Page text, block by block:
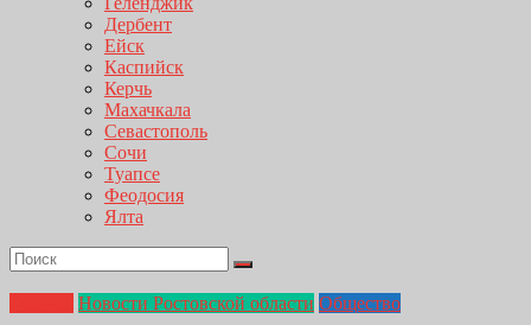
Дербент
Ейск
Каспийск
Керчь
Махачкала
Севастополь
Сочи
Туапсе
Феодосия
Ялта
Новости Ростовской области Общество